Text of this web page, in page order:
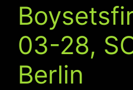
03-28,
Berlin